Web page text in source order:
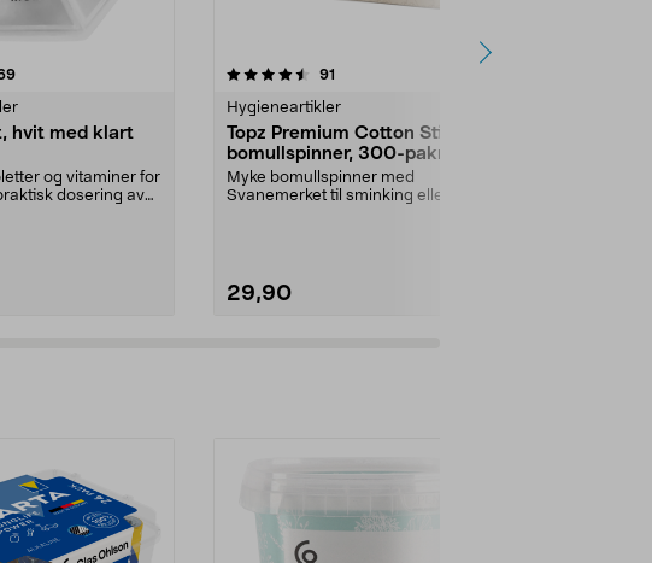
anmeldelser
hvit med klart
og vitaminer for
dosering av
av 5 stjerner 91
Hygieneartikler
Topz Premium Cotton Sticks
bomullspinner, 300-pakning
Myke bomullspinner med
Svanemerket til sminking eller
29,90
4.5 av 5 stjerner